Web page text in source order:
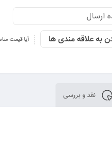
ارسال
به علاقه مندی ها آیا قیمت
نقد و بررسی